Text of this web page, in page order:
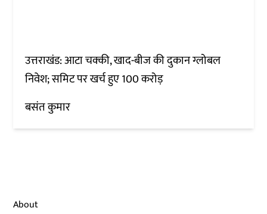
उत्तराखंड: आटा चक्की, खाद-बीज की दुकान ग्लोबल
निवेश; समिट पर खर्च हुए 100 करोड़
बसंत कुमार
About